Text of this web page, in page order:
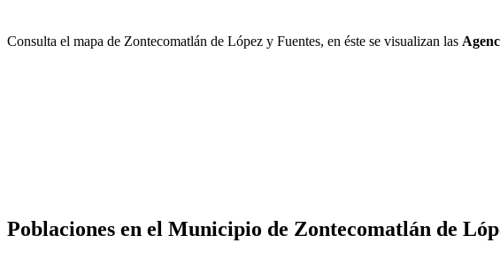
Consulta el mapa de Zontecomatlán de López y Fuentes, en éste se visualizan las
Poblaciones en el Municipio de Zontecomatlán de